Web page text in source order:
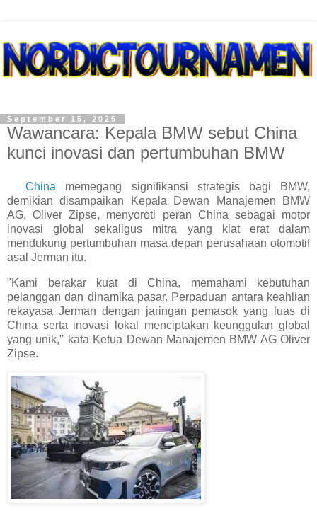
September 15, 2025
Wawancara: Kepala BMW sebut China
kunci inovasi dan pertumbuhan BMW
China memegang signifikansi strategis bagi BMW,
demikian disampaikan Kepala Dewan Manajemen BMW
AG, Oliver Zipse, menyoroti peran China sebagai motor
inovasi global sekaligus mitra yang kiat erat dalam
mendukung pertumbuhan masa depan perusahaan otomotif
asal Jerman itu.
"Kami berakar kuat di China, memahami kebutuhan
pelanggan dan dinamika pasar. Perpaduan antara keahlian
rekayasa Jerman dengan jaringan pemasok yang luas di
China serta inovasi lokal menciptakan keunggulan global
yang unik," kata Ketua Dewan Manajemen BMW AG Oliver
Zipse.